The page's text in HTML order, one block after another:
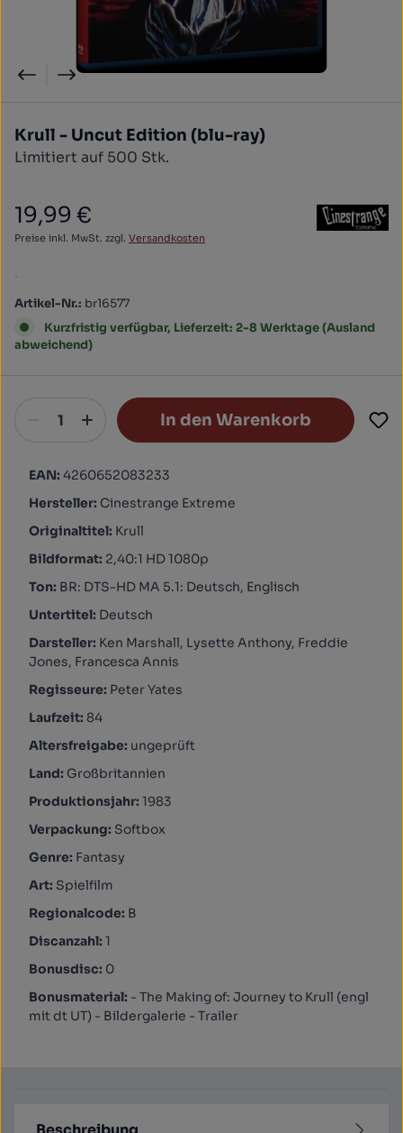
Krull - Uncut Edition (blu-ray)
Limitiert auf 500 Stk.
Regulärer Preis:
19,99 €
Preise inkl. MwSt. zzgl. Versandkosten
.
Artikel-Nr.: br16577
Kurzfristig verfügbar, Lieferzeit: 2-8 Werktage (Ausland
abweichend)
In den Warenkorb
EAN: 4260652083233
Hersteller: Cinestrange Extreme
Originaltitel: Krull
Bildformat: 2,40:1 HD 1080p
Ton: BR: DTS-HD MA 5.1: Deutsch, Englisch
Untertitel: Deutsch
Darsteller: Ken Marshall, Lysette Anthony, Freddie
Jones, Francesca Annis
Regisseure: Peter Yates
Laufzeit: 84
Altersfreigabe: ungeprüft
Land: Großbritannien
Produktionsjahr: 1983
Verpackung: Softbox
Genre: Fantasy
Art: Spielfilm
Regionalcode: B
Discanzahl: 1
Bonusdisc: 0
Bonusmaterial: - The Making of: Journey to Krull (engl
mit dt UT) - Bildergalerie - Trailer